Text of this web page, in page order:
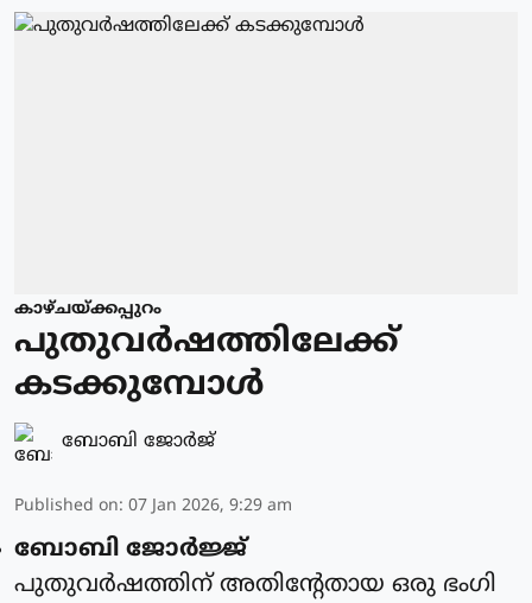
കാഴ്ചയ്ക്കപ്പുറം
പുതുവര്‍ഷത്തിലേക്ക്
കടക്കുമ്പോള്‍
ബോബി ജോര്‍ജ്
Published on: 07 Jan 2026, 9:29 am
ബോബി ജോര്‍ജ്ജ്
പുതുവര്‍ഷത്തിന് അതിന്റേതായ ഒരു ഭംഗി